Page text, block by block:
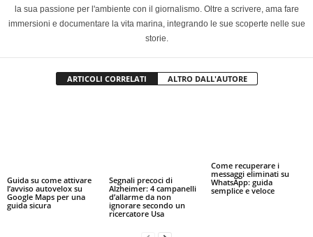
la sua passione per l'ambiente con il giornalismo. Oltre a scrivere, ama fare
immersioni e documentare la vita marina, integrando le sue scoperte nelle sue
storie.
ARTICOLI CORRELATI ALTRO DALL'AUTORE
Guida su come attivare
l’avviso autovelox su
Google Maps per una
guida sicura
Segnali precoci di
Alzheimer: 4 campanelli
d’allarme da non
ignorare secondo un
ricercatore Usa
Come recuperare i
messaggi eliminati su
WhatsApp: guida
semplice e veloce